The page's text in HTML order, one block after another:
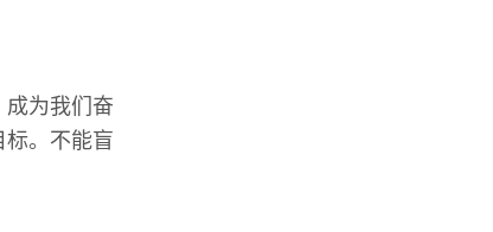
成为我们奋
标。不能盲